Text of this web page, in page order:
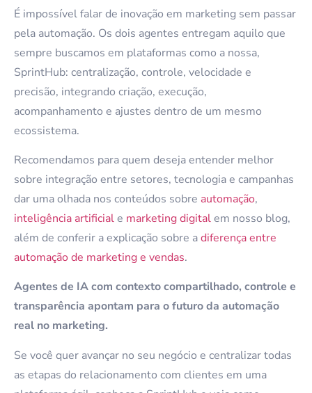
É impossível falar de inovação em marketing sem passar
pela automação. Os dois agentes entregam aquilo que
sempre buscamos em plataformas como a nossa,
SprintHub: centralização, controle, velocidade e
precisão, integrando criação, execução,
acompanhamento e ajustes dentro de um mesmo
ecossistema.
Recomendamos para quem deseja entender melhor
sobre integração entre setores, tecnologia e campanhas
dar uma olhada nos conteúdos sobre automação,
inteligência artificiale marketing digitalem nosso blog,
além de conferir a explicação sobre adiferença entre
automação de marketing e vendas.
Agentes de IA com contexto compartilhado, controle e
transparência apontam para o futuro da automação
real no marketing.
Se você quer avançar no seu negócio e centralizar todas
as etapas do relacionamento com clientes em uma